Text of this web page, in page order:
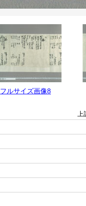
フルサイズ画像8
上